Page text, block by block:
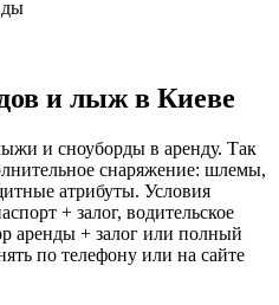
и лыж в Киеве
и сноуборды в аренду. Так
снаряжение: шлемы,
атрибуты. Условия
+ залог, водительское
аренды + залог или полный
по телефону или на сайте